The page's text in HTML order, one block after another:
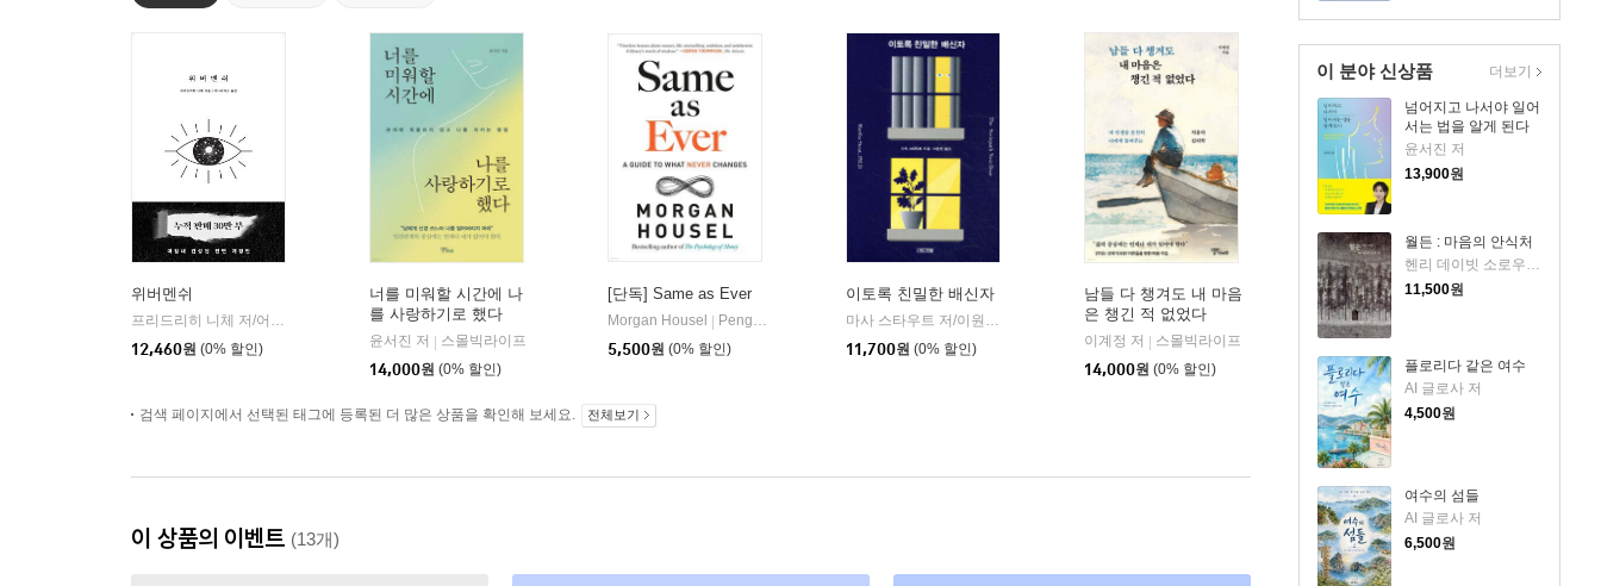
이 분야 신상품
넘어지고 나서야 일어
서는 법을 알게 된다
윤서진 저
13,900원
월든 : 마음의 안식처
헨리 데이빗 소로우 저/최주언 역/이지연 그림
11,500원
플로리다 같은 여수
AI 글로사 저
4,500원
여수의 섬들
AI 글로사 저
6,500원
더보기
위버멘쉬
떠오름
12,460원 (0% 할인)
너를 미워할 시간에 나
를 사랑하기로 했다
윤서진 저 | 스몰빅라이프
14,000원 (0% 할인)
[단독] Same as Ever
Morgan Housel | Penguin Publishing Group
5,500원 (0% 할인)
이토록 친밀한 배신자
사계절 출판사
11,700원 (0% 할인)
남들 다 챙겨도 내 마음
은 챙긴 적 없었다
이계정 저 | 스몰빅라이프
14,000원 (0% 할인)
검색 페이지에서 선택된 태그에 등록된 더 많은 상품을 확인해 보세요. 전체보기
이 상품의 이벤트 (13개)